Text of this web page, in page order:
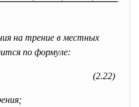
на трение в местных
по формуле:
(2.22)